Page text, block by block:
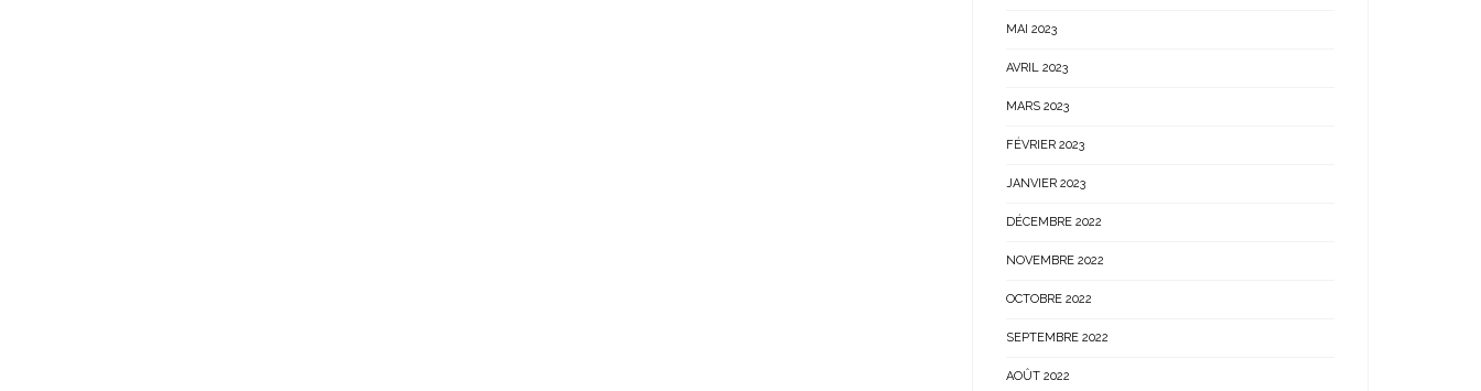
MAI 2023
AVRIL 2023
MARS 2023
FÉVRIER 2023
JANVIER 2023
DÉCEMBRE 2022
NOVEMBRE 2022
OCTOBRE 2022
SEPTEMBRE 2022
AOÛT 2022